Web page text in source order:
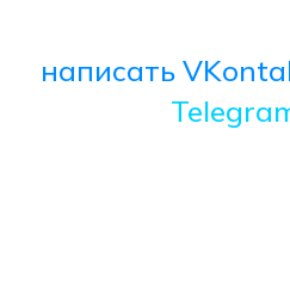
написать